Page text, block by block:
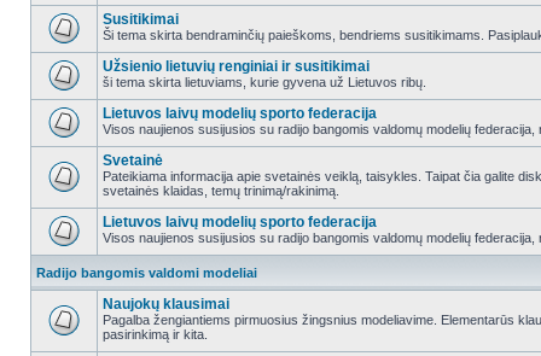
Susitikimai
Ši tema skirta bendraminčių paieškoms, bendriems susitikimams.
Užsienio lietuvių renginiai ir susitikimai
ši tema skirta lietuviams, kurie gyvena už Lietuvos ribų.
Lietuvos laivų modelių sporto federacija
Visos naujienos susijusios su radijo bangomis valdomų modelių
Svetainė
Pateikiama informacija apie svetainės veiklą, taisykles. Taipat čia galite
svetainės klaidas, temų trinimą/rakinimą.
Lietuvos laivų modelių sporto federacija
Visos naujienos susijusios su radijo bangomis valdomų modelių
Radijo bangomis valdomi modeliai
Naujokų klausimai
Pagalba žengiantiems pirmuosius žingsnius modeliavime. Elementarūs
pasirinkimą ir kita.